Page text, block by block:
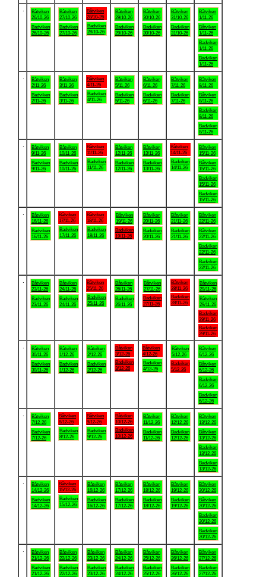
Båtviken
26/10-26
Badviken
26/10-26
Båtviken
27/10-26
Badviken
27/10-26
Båtviken
28/10-26
Badviken
28/10-26
Båtviken
29/10-26
Badviken
29/10-26
Båtviken
30/10-26
Badviken
30/10-26
Båtviken
31/10-26
Badviken
31/10-26
Båtviken
1/11-26
Båtviken
1/11-26
Badviken
1/11-26
Badviken
1/11-26
Båtviken
2/11-26
Badviken
2/11-26
Båtviken
3/11-26
Badviken
3/11-26
Båtviken
4/11-26
Badviken
4/11-26
Båtviken
5/11-26
Badviken
5/11-26
Båtviken
6/11-26
Badviken
6/11-26
Båtviken
7/11-26
Badviken
7/11-26
Båtviken
8/11-26
Båtviken
8/11-26
Badviken
8/11-26
Badviken
8/11-26
Båtviken
9/11-26
Badviken
9/11-26
Båtviken
10/11-26
Badviken
10/11-26
Båtviken
11/11-26
Badviken
11/11-26
Båtviken
12/11-26
Badviken
12/11-26
Båtviken
13/11-26
Badviken
13/11-26
Båtviken
14/11-26
Badviken
14/11-26
Båtviken
15/11-26
Båtviken
15/11-26
Badviken
15/11-26
Badviken
15/11-26
Båtviken
16/11-26
Badviken
16/11-26
Båtviken
17/11-26
Badviken
17/11-26
Båtviken
18/11-26
Badviken
18/11-26
Båtviken
19/11-26
Badviken
19/11-26
Båtviken
20/11-26
Badviken
20/11-26
Båtviken
21/11-26
Badviken
21/11-26
Båtviken
22/11-26
Båtviken
22/11-26
Badviken
22/11-26
Badviken
22/11-26
Båtviken
23/11-26
Badviken
23/11-26
Båtviken
24/11-26
Badviken
24/11-26
Båtviken
25/11-26
Badviken
25/11-26
Båtviken
26/11-26
Badviken
26/11-26
Båtviken
27/11-26
Badviken
27/11-26
Båtviken
28/11-26
Badviken
28/11-26
Båtviken
29/11-26
Båtviken
29/11-26
Badviken
29/11-26
Badviken
29/11-26
Båtviken
30/11-26
Badviken
30/11-26
Båtviken
1/12-26
Badviken
1/12-26
Båtviken
2/12-26
Badviken
2/12-26
Båtviken
3/12-26
Badviken
3/12-26
Båtviken
4/12-26
Badviken
4/12-26
Båtviken
5/12-26
Badviken
5/12-26
Båtviken
6/12-26
Båtviken
6/12-26
Badviken
6/12-26
Badviken
6/12-26
Båtviken
7/12-26
Badviken
7/12-26
Båtviken
8/12-26
Badviken
8/12-26
Båtviken
9/12-26
Badviken
9/12-26
Båtviken
10/12-26
Badviken
10/12-26
Båtviken
11/12-26
Badviken
11/12-26
Båtviken
12/12-26
Badviken
12/12-26
Båtviken
13/12-26
Båtviken
13/12-26
Badviken
13/12-26
Badviken
13/12-26
Båtviken
14/12-26
Badviken
14/12-26
Båtviken
15/12-26
Badviken
15/12-26
Båtviken
16/12-26
Badviken
16/12-26
Båtviken
17/12-26
Badviken
17/12-26
Båtviken
18/12-26
Badviken
18/12-26
Båtviken
19/12-26
Badviken
19/12-26
Båtviken
20/12-26
Båtviken
20/12-26
Badviken
20/12-26
Badviken
20/12-26
Båtviken
21/12-26
Badviken
21/12-26
Båtviken
22/12-26
Badviken
22/12-26
Båtviken
23/12-26
Badviken
23/12-26
Båtviken
24/12-26
Badviken
24/12-26
Båtviken
25/12-26
Badviken
25/12-26
Båtviken
26/12-26
Badviken
26/12-26
Båtviken
27/12-26
Badviken
27/12-26